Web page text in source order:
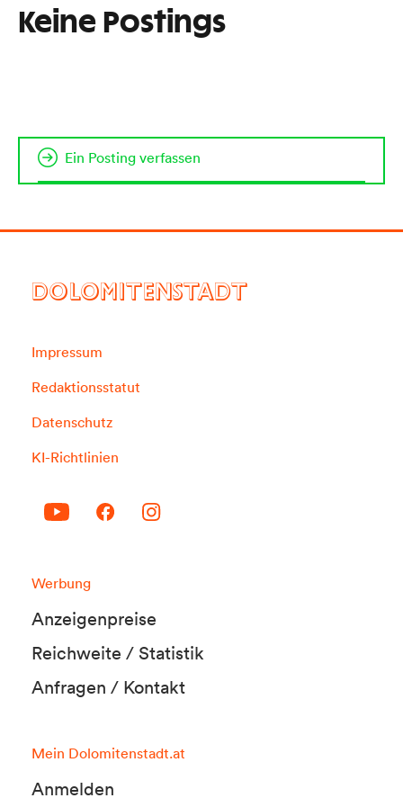
Keine Postings
Ein Posting verfassen
DOLOMITENSTADT
Impressum
Redaktionsstatut
Datenschutz
KI-Richtlinien
Werbung
Anzeigenpreise
Reichweite / Statistik
Anfragen / Kontakt
Mein Dolomitenstadt.at
Anmelden